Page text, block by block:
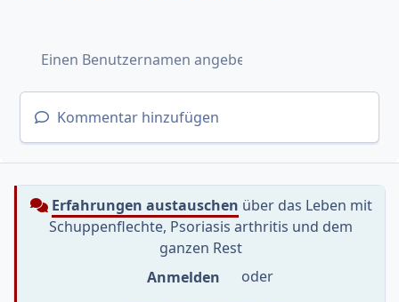
Kommentar hinzufügen
Erfahrungen austauschen über das Leben mit
Schuppenflechte, Psoriasis arthritis und dem
ganzen Rest
Anmelden
oder